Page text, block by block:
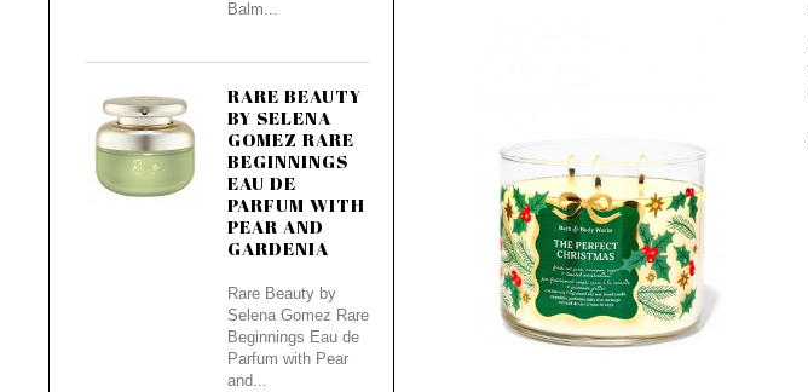
Balm...
RARE BEAUTY
BY SELENA
GOMEZ RARE
BEGINNINGS
EAU DE
PARFUM WITH
PEAR AND
GARDENIA
Rare Beauty by
Selena Gomez Rare
Beginnings Eau de
Parfum with Pear
and...